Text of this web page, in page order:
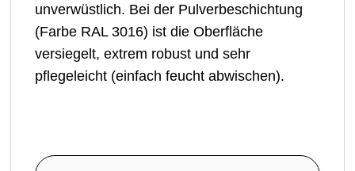
unverwüstlich. Bei der Pulverbeschichtung
(Farbe RAL 3016) ist die Oberfläche
versiegelt, extrem robust und sehr
pflegeleicht (einfach feucht abwischen).